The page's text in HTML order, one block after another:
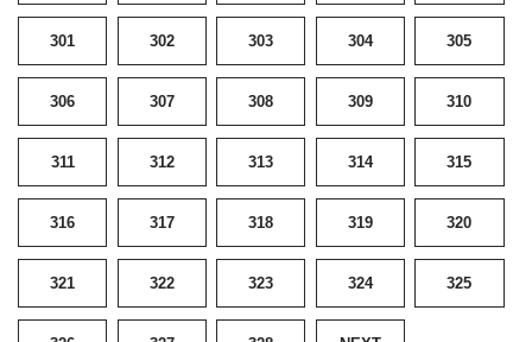
301 302 303 304 305
306 307 308 309 310
311 312 313 314 315
316 317 318 319 320
321 322 323 324 325